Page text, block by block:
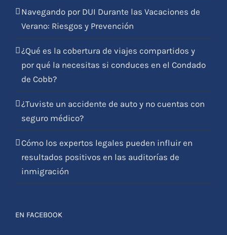
Navegando por DUI Durante las Vacaciones de
Verano: Riesgos y Prevención
¿Qué es la cobertura de viajes compartidos y
por qué la necesitas si conduces en el Condado
de Cobb?
¿Tuviste un accidente de auto y no cuentas con
seguro médico?
Cómo los expertos legales pueden influir en
resultados positivos en las auditorías de
inmigración
EN FACEBOOK